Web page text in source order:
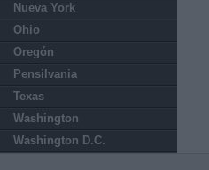
Nueva York
Ohio
Oregón
Pensilvania
Texas
Washington
Washington D.C.